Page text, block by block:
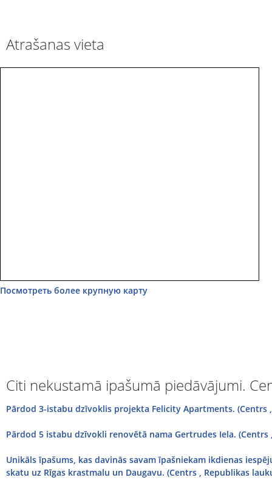
Atrašanas vieta
Посмотреть более крупную карту
Citi nekustamā ipašumā piedāvājumi.
Pārdod 3-istabu dzīvoklis projekta Felicity Apartments. (Centrs
Pārdod 5 istabu dzīvokli renovētā nama Gertrudes Iela. (Centrs
Unikāls īpašums, kas davinās savam īpašniekam ikdienas
skatu uz Rīgas krastmalu un Daugavu. (Centrs , Republikas